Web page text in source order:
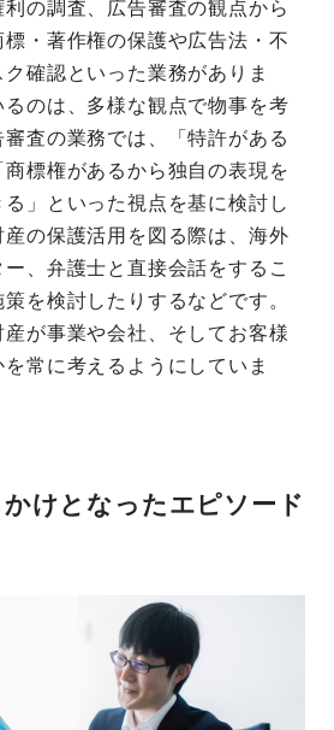
の調査、広告審査の観点から
・著作権の保護や広告法・不
確認といった業務がありま
のは、多様な観点で物事を考
査の業務では、「特許がある
標権があるから独自の表現を
」といった視点を基に検討し
の保護活用を図る際は、海外
、弁護士と直接会話をするこ
を検討したりするなどです。
が事業や会社、そしてお客様
常に考えるようにしていま
けとなったエピソード